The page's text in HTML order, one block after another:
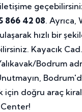
866 42 08. Ayrıca,
hızlı bir
Kayacık
Bodrum
için doğru araç